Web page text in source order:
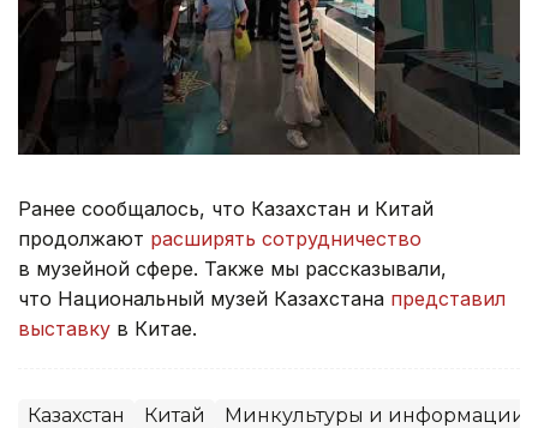
Ранее сообщалось, что Казахстан и Китай
продолжают расширять сотрудничество
в музейной сфере. Также мы рассказывали,
что Национальный музей Казахстана представил
выставку в Китае.
Казахстан Китай Минкультуры и информации